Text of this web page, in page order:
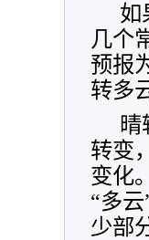
如
几个
预报
转多
晴
转变
变化
“多
少部